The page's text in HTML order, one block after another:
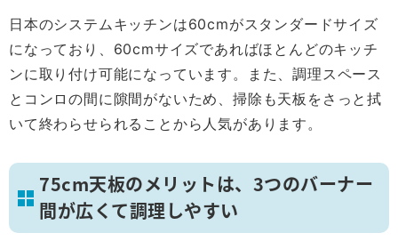
日本のシステムキッチンは60cmがスタンダードサイズ
になっており、60cmサイズであればほとんどのキッチ
ンに取り付け可能になっています。また、調理スペース
とコンロの間に隙間がないため、掃除も天板をさっと拭
いて終わらせられることから人気があります。
75cm天板のメリットは、3つのバーナー
間が広くて調理しやすい